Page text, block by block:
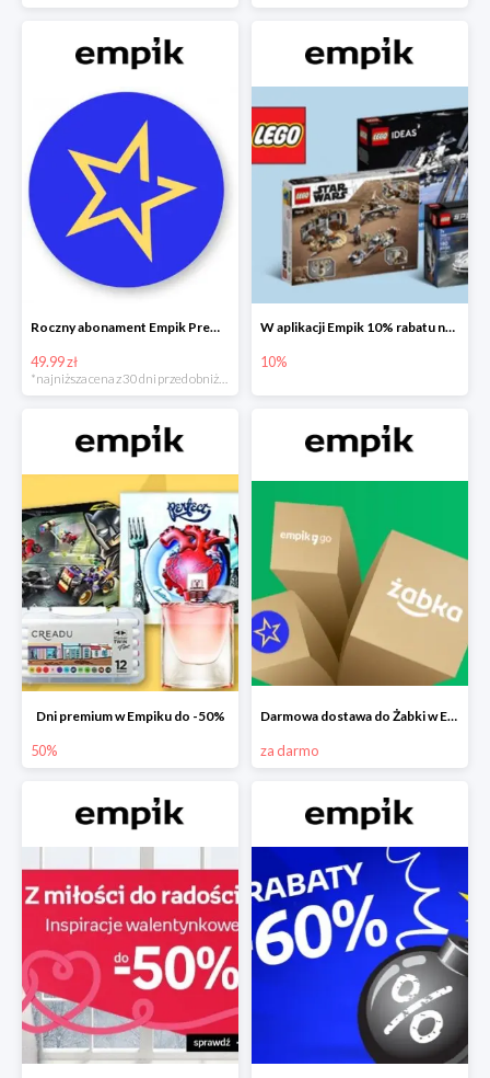
Roczny abonament Empik Premium w super cenie
49.99 zł
*najniższa cena z 30 dni przed obniżką
W aplikacji Empik 10% rabatu na klocki LEGO
10%
Dni premium w Empiku do -50%
50%
Darmowa dostawa do Żabki w Empiku
za darmo